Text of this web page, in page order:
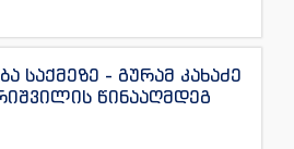
საქმეზე - გურამ კახაძე
წინააღმდეგ